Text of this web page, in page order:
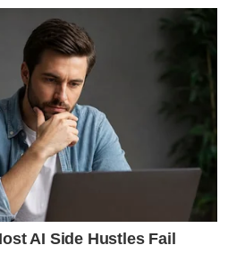
AI Side Hustles Fail